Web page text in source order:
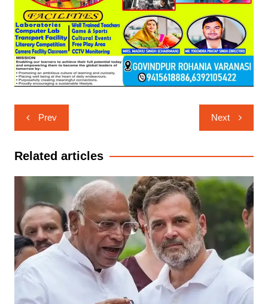
Post
navigation
Prev Next
Related articles